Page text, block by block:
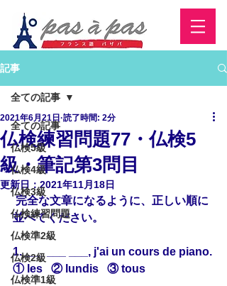
記事
全ての記事
仏検5級
仏検4級
仏検3級
仏検練習問題
仏検準2級
仏検2級
仏検準1級
全ての記事
仏検練習問題77・仏検5
級・筆記第3問目
2021年6月21日 読了時間: 2分
更新日：2021年11月18日
完全な文章になるように、正しい順に
並べてください。
1. ___ ___ ___, j'ai un cours de piano.
① les   ② lundis   ③ tous